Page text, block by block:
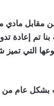
مقابل
تم إعادة
التي
بشكل عام